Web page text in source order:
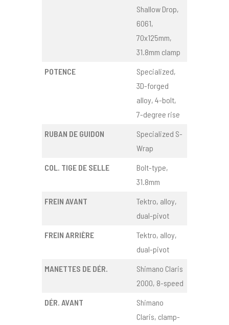
Shallow Drop,
6061,
70x125mm,
31.8mm clamp
POTENCE
Specialized,
3D-forged
alloy, 4-bolt,
7-degree rise
RUBAN DE GUIDON
Specialized S-
Wrap
COL. TIGE DE SELLE
Bolt-type,
31.8mm
FREIN AVANT
Tektro, alloy,
dual-pivot
FREIN ARRIÈRE
Tektro, alloy,
dual-pivot
MANETTES DE DÉR.
Shimano Claris
2000, 8-speed
DÉR. AVANT
Shimano
Claris, clamp-